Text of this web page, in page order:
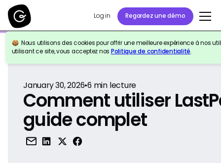
Log in Regardez une démo
Nous utilisons des cookies pour offrir une meilleure expérience à nos
utilisant ce site, vous acceptez nos Politique de confidentialité.
Retour à la référence
January 30, 2026•6 min lecture
Comment utiliser
guide complet